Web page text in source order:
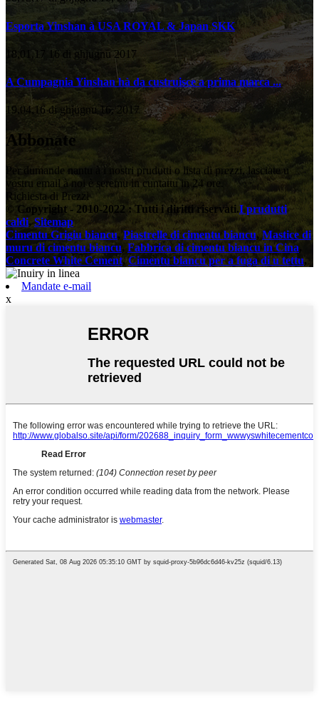
Esporta Yinshan à USA ROYAL & Japan SKK
18,01,17 16 di ghjugnu 2017
A Cumpagnia Yinshan hà da custruisce a prima marca ...
19,04,16 di ghjugnu 16, 2017
Abbonate
Per dumande nantu à i nostri prudutti o lista di prezzi, lasciate u
vostru email à noi è seremu in cuntattu in 24 ore.
Richiesta di Prezzi
© Copyright - 2010-2022 : Tutti i diritti riservati.I prudutti
caldi,Sitemap
Cimentu Grigiu biancu, Piastrelle di cimentu biancu, Mastice di
muru di cimentu biancu, Fabbrica di cimentu biancu in Cina
Concrete White Cement,Cimentu biancu per a fuga di u tettu,
Mandate e-mail
x